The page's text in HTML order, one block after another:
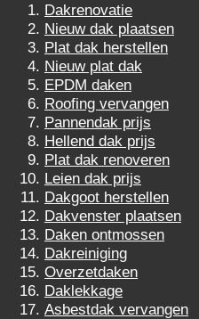
Dakrenovatie
Nieuw dak plaatsen
Plat dak herstellen
Nieuw plat dak
EPDM daken
Roofing vervangen
Pannendak prijs
Hellend dak prijs
Plat dak renoveren
Leien dak prijs
Dakgoot herstellen
Dakvenster plaatsen
Daken ontmossen
Dakreiniging
Overzetdaken
Daklekkage
Asbestdak vervangen